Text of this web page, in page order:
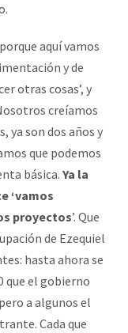
aquí vamos
y de
otras cosas’, y
creíamos
ya son dos años y
que podemos
básica. Ya la
‘vamos
proyectos’. Que
de Ezequiel
hasta ahora se
que el gobierno
a algunos el
Cada que